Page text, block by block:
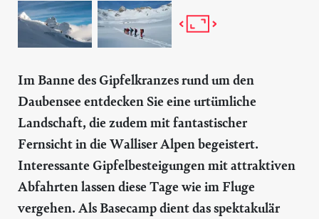
Im Banne des Gipfelkranzes rund um den
Daubensee entdecken Sie eine urtümliche
Landschaft, die zudem mit fantastischer
Fernsicht in die Walliser Alpen begeistert.
Interessante Gipfelbesteigungen mit attraktiven
Abfahrten lassen diese Tage wie im Fluge
vergehen. Als Basecamp dient das spektakulär